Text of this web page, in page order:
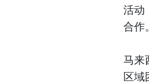
活动
合作。
马来
区域